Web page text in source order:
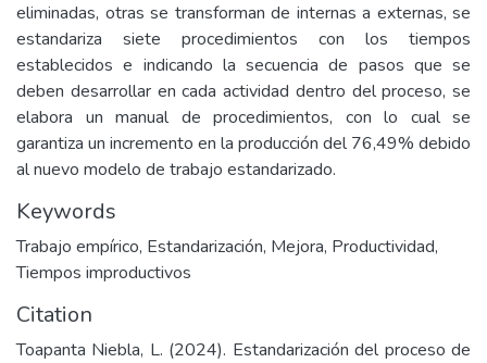
eliminadas, otras se transforman de internas a externas, se
estandariza siete procedimientos con los tiempos
establecidos e indicando la secuencia de pasos que se
deben desarrollar en cada actividad dentro del proceso, se
elabora un manual de procedimientos, con lo cual se
garantiza un incremento en la producción del 76,49% debido
al nuevo modelo de trabajo estandarizado.
Keywords
Trabajo empírico, Estandarización, Mejora, Productividad,
Tiempos improductivos
Citation
Toapanta Niebla, L. (2024). Estandarización del proceso de